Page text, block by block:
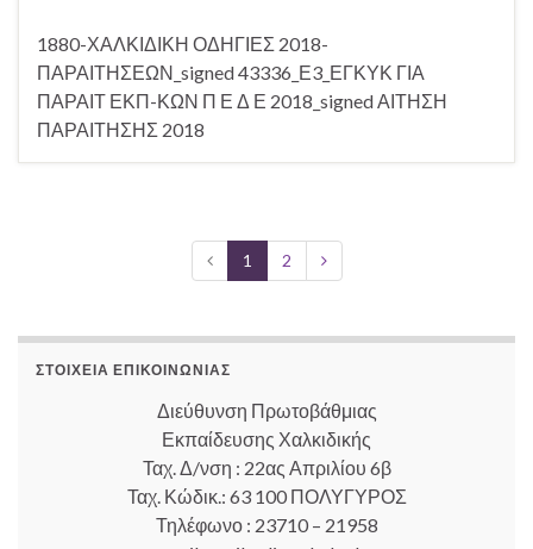
1880-ΧΑΛΚΙΔΙΚΗ ΟΔΗΓΙΕΣ 2018-
ΠΑΡΑΙΤΗΣΕΩΝ_signed 43336_Ε3_ΕΓΚΥΚ ΓΙΑ
ΠΑΡΑΙΤ ΕΚΠ-ΚΩΝ Π Ε Δ Ε 2018_signed ΑΙΤΗΣΗ
ΠΑΡΑΙΤΗΣΗΣ 2018
1 2
ΣΤΟΙΧΕΊΑ ΕΠΙΚΟΙΝΩΝΊΑΣ
Διεύθυνση Πρωτοβάθμιας
Εκπαίδευσης Χαλκιδικής
Ταχ. Δ/νση : 22ας Απριλίου 6β
Ταχ. Κώδικ.: 63 100 ΠΟΛΥΓΥΡΟΣ
Τηλέφωνο : 23710 – 21958